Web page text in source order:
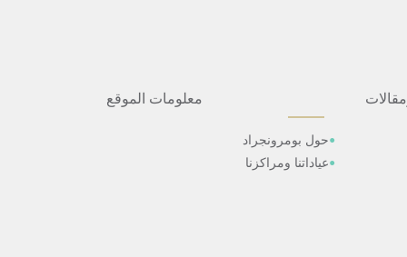
معلومات الموقع
حول بومرونجراد
عياداتنا ومراكزنا